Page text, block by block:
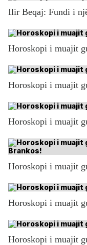
Ilir Beqaj: Fundi i
Horoskopi i muajit
Horoskopi i muajit
Horoskopi i muajit
Horoskopi i muajit
Horoskopi i muajit
Horoskopi i muajit